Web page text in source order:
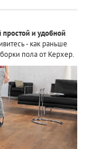
и удобной
- как раньше
пола от Керхер.